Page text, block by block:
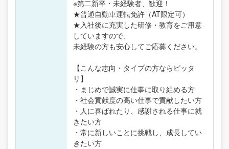
※第二新卒・未経験者、歓迎！
★普通自動車運転免許（AT限定可）
★入社後に充実した研修・教育をご用意
していますので、
未経験の方も安心してご応募ください。
【こんな志向・タイプの方ならピッタ
リ】
・まじめで誠実に仕事に取り組める方
・社会貢献度の高い仕事で貢献したい方
・人に喜ばれたり、感謝される仕事に就
きたい方
・常に新しいことに挑戦し、成長してい
きたい方